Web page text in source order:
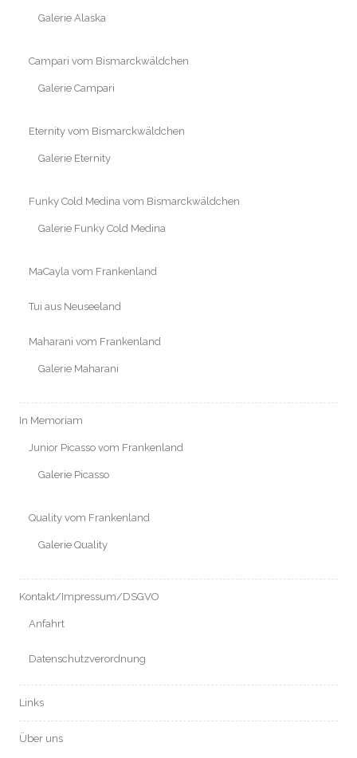
Galerie Alaska
Campari vom Bismarckwäldchen
Galerie Campari
Eternity vom Bismarckwäldchen
Galerie Eternity
Funky Cold Medina vom Bismarckwäldchen
Galerie Funky Cold Medina
MaCayla vom Frankenland
Tui aus Neuseeland
Maharani vom Frankenland
Galerie Maharani
In Memoriam
Junior Picasso vom Frankenland
Galerie Picasso
Quality vom Frankenland
Galerie Quality
Kontakt/Impressum/DSGVO
Anfahrt
Datenschutzverordnung
Links
Über uns